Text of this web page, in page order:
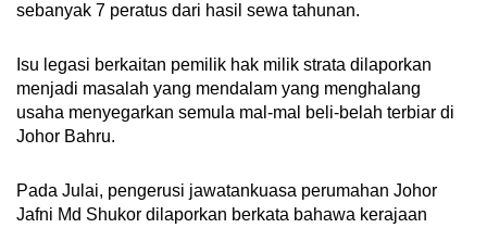
sebanyak 7 peratus dari hasil sewa tahunan.
Isu legasi berkaitan pemilik hak milik strata dilaporkan
menjadi masalah yang mendalam yang menghalang
usaha menyegarkan semula mal-mal beli-belah terbiar di
Johor Bahru.
Pada Julai, pengerusi jawatankuasa perumahan Johor
Jafni Md Shukor dilaporkan berkata bahawa kerajaan